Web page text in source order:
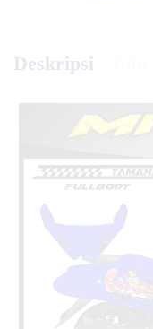
Deskripsi